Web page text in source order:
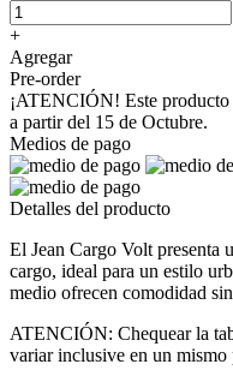
+
Agregar
Pre-order
¡ATENCIÓN! Este
a partir del 15 de Octubre.
Medios de pago
Detalles del producto
El Jean Cargo Volt presenta
cargo, ideal para un estilo
medio ofrecen comodidad
ATENCIÓN: Chequear la
variar inclusive en un mismo